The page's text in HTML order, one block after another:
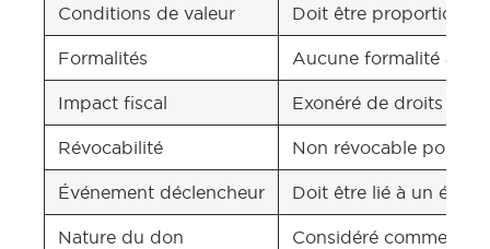
Conditions de valeur Doit être proportionné
Formalités Aucune formalité
Impact fiscal Exonéré de droits de
Révocabilité Non révocable pour
Événement déclencheur Doit être lié à un
Nature du don Considéré comme un